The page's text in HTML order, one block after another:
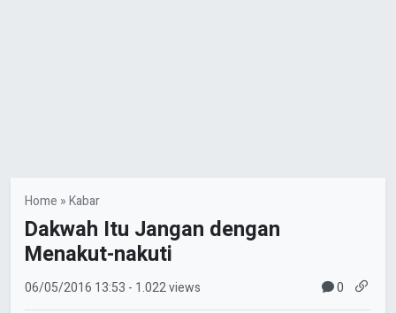
Home »Kabar
Dakwah Itu Jangan dengan
Menakut-nakuti
06/05/2016 13:53 - 1.022 views 0